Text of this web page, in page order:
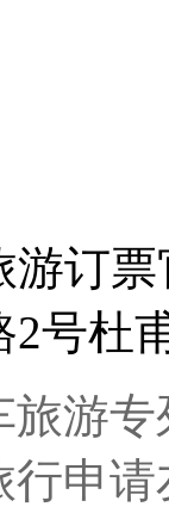
游订
2号杜
旅游专
行申请